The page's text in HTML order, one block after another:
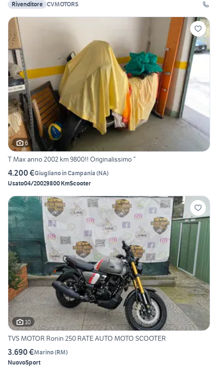
Rivenditore CVMOTORS
6
T Max anno 2002 km 9800!! Originalissimo “
4.200 €Giugliano in Campania (NA)
Usato04/20029800 KmScooter
10
TVS MOTOR Ronin 250 RATE AUTO MOTO SCOOTER
3.690 €Marino(RM)
NuovoSport